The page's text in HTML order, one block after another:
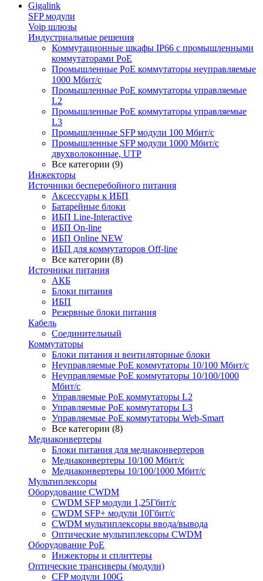
Gigalink
SFP модули
Voip шлюзы
Индустриальные решения
Коммутационные шкафы IP66 c промышленными
коммутаторами PoE
Промышленные PoE коммутаторы неуправляемые
1000 Мбит/с
Промышленные PoE коммутаторы управляемые
L2
Промышленные PoE коммутаторы управляемые
L3
Промышленные SFP модули 100 Мбит/c
Промышленные SFP модули 1000 Мбит/c
двухволоконные, UTP
Все категории (9)
Инжекторы
Источники бесперебойного питания
Аксессуары к ИБП
Батарейные блоки
ИБП Line-Interactive
ИБП On-line
ИБП Online NEW
ИБП для коммутаторов Off-line
Все категории (8)
Источники питания
АКБ
Блоки питания
ИБП
Резервные блоки питания
Кабель
Соединительный
Коммутаторы
Блоки питания и вентиляторные блоки
Неуправляемые PoE коммутаторы 10/100 Мбит/с
Неуправляемые PoE коммутаторы 10/100/1000
Мбит/с
Управляемые PoE коммутаторы L2
Управляемые PoE коммутаторы L3
Управляемые PoE коммутаторы Web-Smart
Все категории (8)
Медиаконвертеры
Блоки питания для медиаконвертеров
Медиаконвертеры 10/100 Мбит/с
Медиаконвертеры 10/100/1000 Мбит/c
Мультиплексоры
Оборудование CWDM
CWDM SFP модули 1,25Гбит/с
CWDM SFP+ модули 10Гбит/с
CWDM мультиплексоры ввода/вывода
Оптические мультиплексоры CWDM
Оборудование PoE
Инжекторы и сплиттеры
Оптические трансиверы (модули)
CFP модули 100G